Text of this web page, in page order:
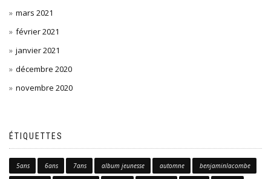
mars 2021
février 2021
janvier 2021
décembre 2020
novembre 2020
ÉTIQUETTES
5ans 6ans 7ans album jeunesse automne benjaminlacombe